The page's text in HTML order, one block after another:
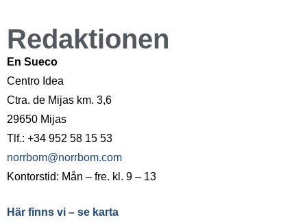
Redaktionen
En Sueco
Centro Idea
Ctra. de Mijas km. 3,6
29650 Mijas
Tlf.: +34 952 58 15 53
norrbom@norrbom.com
Kontorstid: Mån – fre. kl. 9 – 13
Här finns vi – se karta